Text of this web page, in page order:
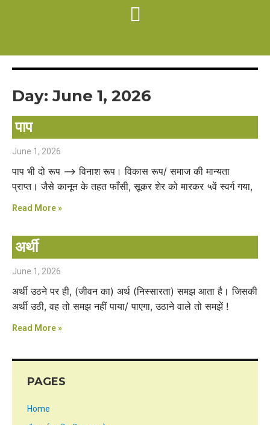
Day: June 1, 2026
पाप
June 1, 2026
पाप भी दो रूप –> विनाश रूप। विकास रूप/ समाज की मान्यता
प्राप्त। जैसे कानून के तहत फाँसी, सूकर शेर को मारकर ५वें स्वर्ग गया,
Read More »
अर्थी
June 1, 2026
अर्थी उठने पर ही, (जीवन का) अर्थ (निस्सारता) समझ आता है। जिसकी
अर्थी उठी, वह तो समझ नहीं पाया/ पाएगा, उठाने वाले तो समझें !
Read More »
PAGES
Home